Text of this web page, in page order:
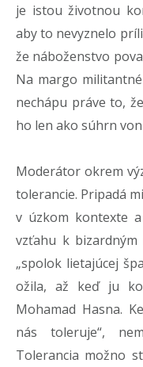
je istou životnou
aby to nevyznelo
že náboženstvo
Na margo
nechápu práve to,
ho len ako súhrn
Moderátor okrem
tolerancie. Pripadá
v úzkom kontexte
vzťahu k bizardným
„spolok lietajúcej
ožila, až keď ju
Mohamad Hasna.
nás toleruje“,
Tolerancia možno